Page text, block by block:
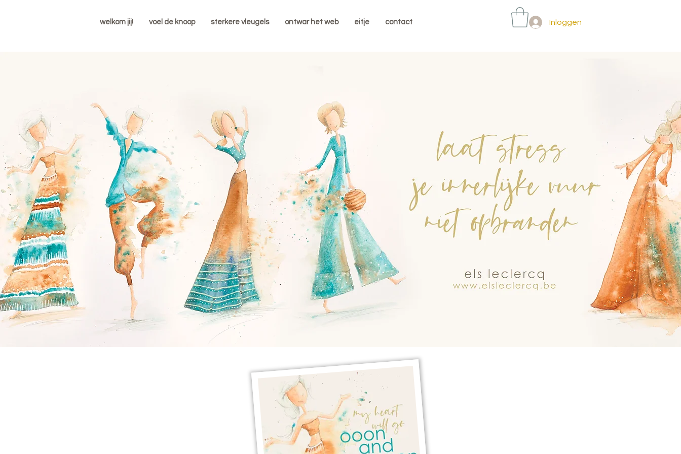
welkom jij! voel de knoop sterkere vleugels ontwar het web eitje contact Inloggen